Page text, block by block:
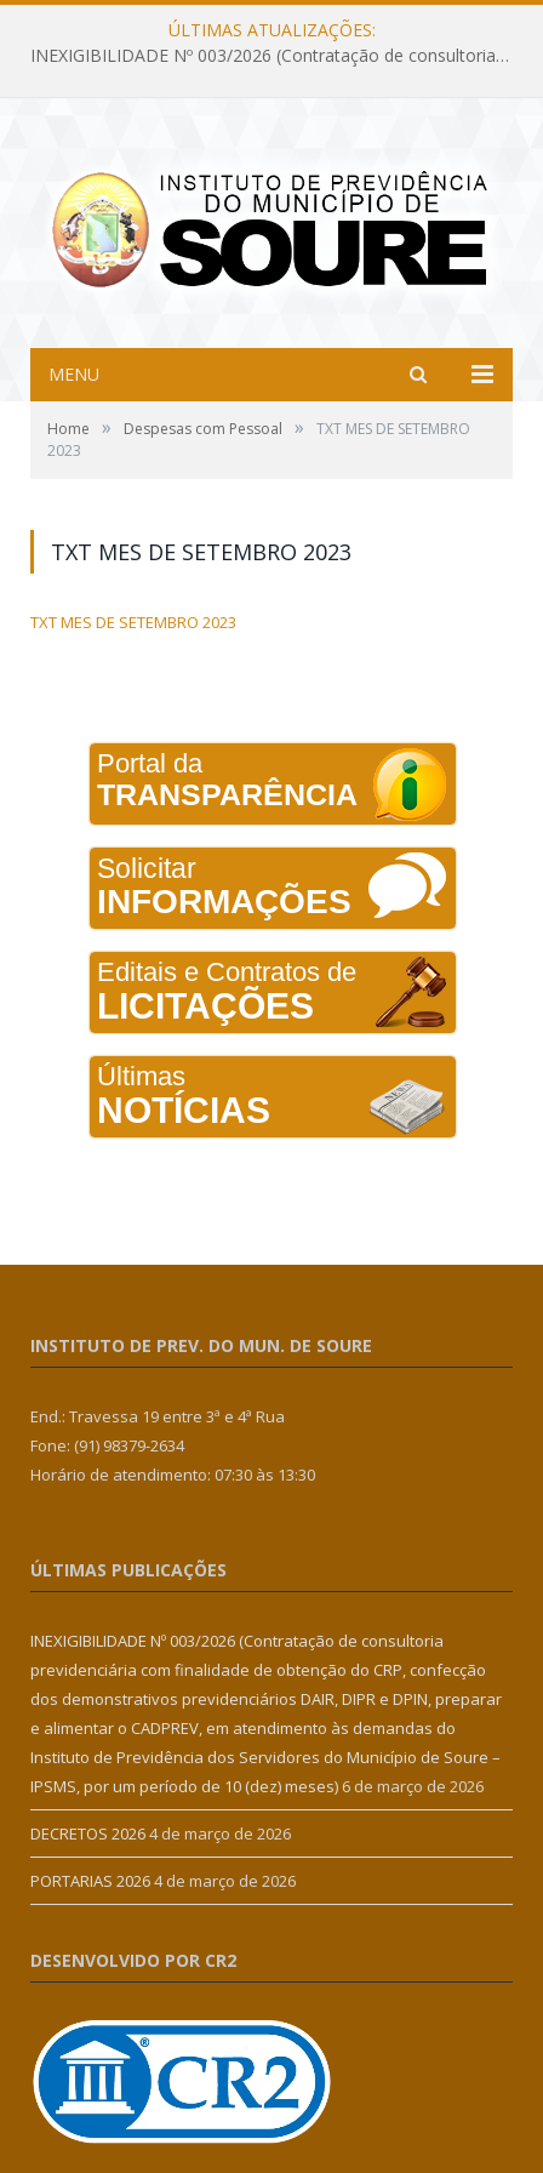
ÚLTIMAS ATUALIZAÇÕES:
INEXIGIBILIDADE Nº 003/2026 (Contratação de consultoria previdenciária com finalidade de obtenção do CRP, confecção dos demonstrativos previdenciários DAIR, DIPR e DPIN, preparar e alimentar o CADPREV, em atendimento às demandas do Instituto de Previdência dos Servidores do Município de Soure – IPSMS, por um período de 10 (dez) meses)
MENU
Home » Despesas com Pessoal »
TXT MES DE SETEMBRO
2023
TXT MES DE SETEMBRO 2023
TXT MES DE SETEMBRO 2023
Portal da
TRANSPARÊNCIA
Solicitar
INFORMAÇÕES
Editais e Contratos de
LICITAÇÕES
Últimas
NOTÍCIAS
INSTITUTO DE PREV. DO MUN. DE SOURE
End.: Travessa 19 entre 3ª e 4ª Rua
Fone: (91) 98379-2634
Horário de atendimento: 07:30 às 13:30
ÚLTIMAS PUBLICAÇÕES
INEXIGIBILIDADE Nº 003/2026 (Contratação de consultoria
previdenciária com finalidade de obtenção do CRP, confecção
dos demonstrativos previdenciários DAIR, DIPR e DPIN, preparar
e alimentar o CADPREV, em atendimento às demandas do
Instituto de Previdência dos Servidores do Município de Soure –
IPSMS, por um período de 10 (dez) meses) 6 de março de 2026
DECRETOS 20264 de março de 2026
PORTARIAS 20264 de março de 2026
DESENVOLVIDO POR CR2